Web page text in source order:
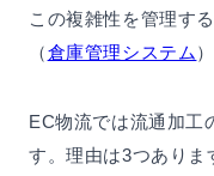
この複雑性を管理す
（倉庫管理システム
EC物流では流通加工
す。理由は3つあり